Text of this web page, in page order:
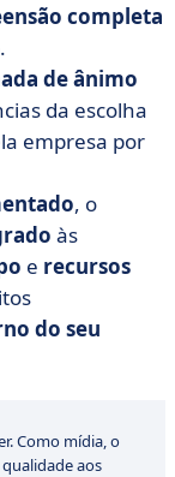
completa
de ânimo
da escolha
empresa por
, o
às
e recursos
do seu
Como mídia, o
aos